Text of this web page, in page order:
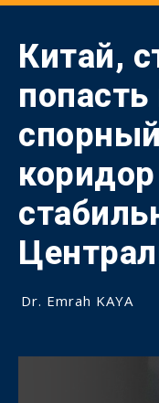
Китай,
Dr. Emrah KAYA